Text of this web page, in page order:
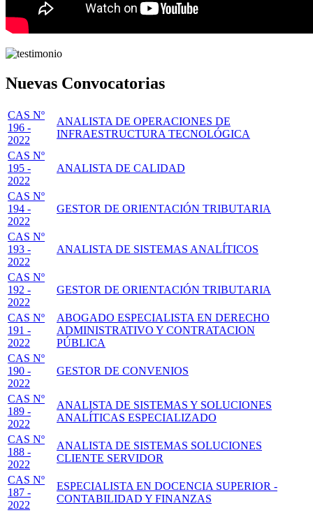
Nuevas Convocatorias
CAS Nº
196 -
2022
ANALISTA DE OPERACIONES DE
INFRAESTRUCTURA TECNOLÓGICA
CAS Nº
195 -
2022
ANALISTA DE CALIDAD
CAS Nº
194 -
2022
GESTOR DE ORIENTACIÓN TRIBUTARIA
CAS Nº
193 -
2022
ANALISTA DE SISTEMAS ANALÍTICOS
CAS Nº
192 -
2022
GESTOR DE ORIENTACIÓN TRIBUTARIA
CAS Nº
191 -
2022
ABOGADO ESPECIALISTA EN DERECHO
ADMINISTRATIVO Y CONTRATACION
PÚBLICA
CAS Nº
190 -
2022
GESTOR DE CONVENIOS
CAS Nº
189 -
2022
ANALISTA DE SISTEMAS Y SOLUCIONES
ANALÍTICAS ESPECIALIZADO
CAS Nº
188 -
2022
ANALISTA DE SISTEMAS SOLUCIONES
CLIENTE SERVIDOR
CAS Nº
187 -
2022
ESPECIALISTA EN DOCENCIA SUPERIOR -
CONTABILIDAD Y FINANZAS